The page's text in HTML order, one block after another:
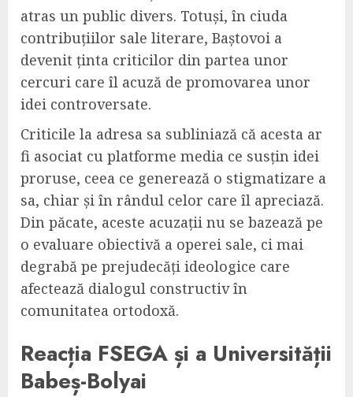
atras un public divers. Totuși, în ciuda
contribuțiilor sale literare, Baștovoi a
devenit ținta criticilor din partea unor
cercuri care îl acuză de promovarea unor
idei controversate.
Criticile la adresa sa subliniază că acesta ar
fi asociat cu platforme media ce susțin idei
proruse, ceea ce generează o stigmatizare a
sa, chiar și în rândul celor care îl apreciază.
Din păcate, aceste acuzații nu se bazează pe
o evaluare obiectivă a operei sale, ci mai
degrabă pe prejudecăți ideologice care
afectează dialogul constructiv în
comunitatea ortodoxă.
Reacția FSEGA și a Universității
Babeș-Bolyai